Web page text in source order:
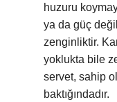
huzuru
ya da güç
zenginliktir.
yoklukta bile
servet, sahip
baktığındadır.